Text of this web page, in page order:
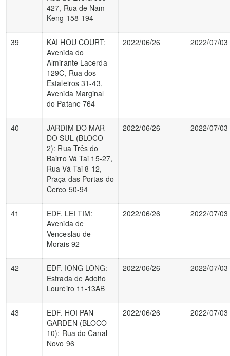
427, Rua de Nam
Keng 158-194
39
KAI HOU COURT:
Avenida do
Almirante Lacerda
129C, Rua dos
Estaleiros 31-43,
Avenida Marginal
do Patane 764
2022/06/26 2022/07/03
40
JARDIM DO MAR
DO SUL (BLOCO
2): Rua Três do
Bairro Vá Tai 15-27,
Rua Vá Tai 8-12,
Praça das Portas do
Cerco 50-94
2022/06/26 2022/07/03
41
EDF. LEI TIM:
Avenida de
Venceslau de
Morais 92
2022/06/26 2022/07/03
42
EDF. IONG LONG:
Estrada de Adolfo
Loureiro 11-13AB
2022/06/26 2022/07/03
43
EDF. HOI PAN
GARDEN (BLOCO
10): Rua do Canal
Novo 96
2022/06/26 2022/07/03